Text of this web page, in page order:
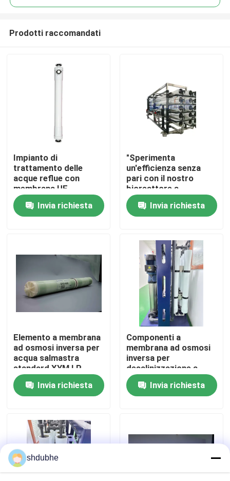
Casa
Prodotti
Chi siamo
Giro della fabbrica
Controllo di qualità
Contattaci
Blog
Richieda una citazione
Prodotti raccomandati
Impianto di
trattamento delle
acque reflue con
membrana UF
Impianto di estrazione
oli
Invia richiesta
"Sperimenta
un'efficienza senza
pari con il nostro
bioreattore a
membrana ad alte
prestazioni per
osmosi inversa"
Invia richiesta
Elemento a membrana
ad osmosi inversa per
acqua salmastra
standard XYM LP
Invia richiesta
Componenti a
membrana ad osmosi
inversa per
desalinizzazione a
bassa pressione XYM
ULP
Invia richiesta
shdubhe